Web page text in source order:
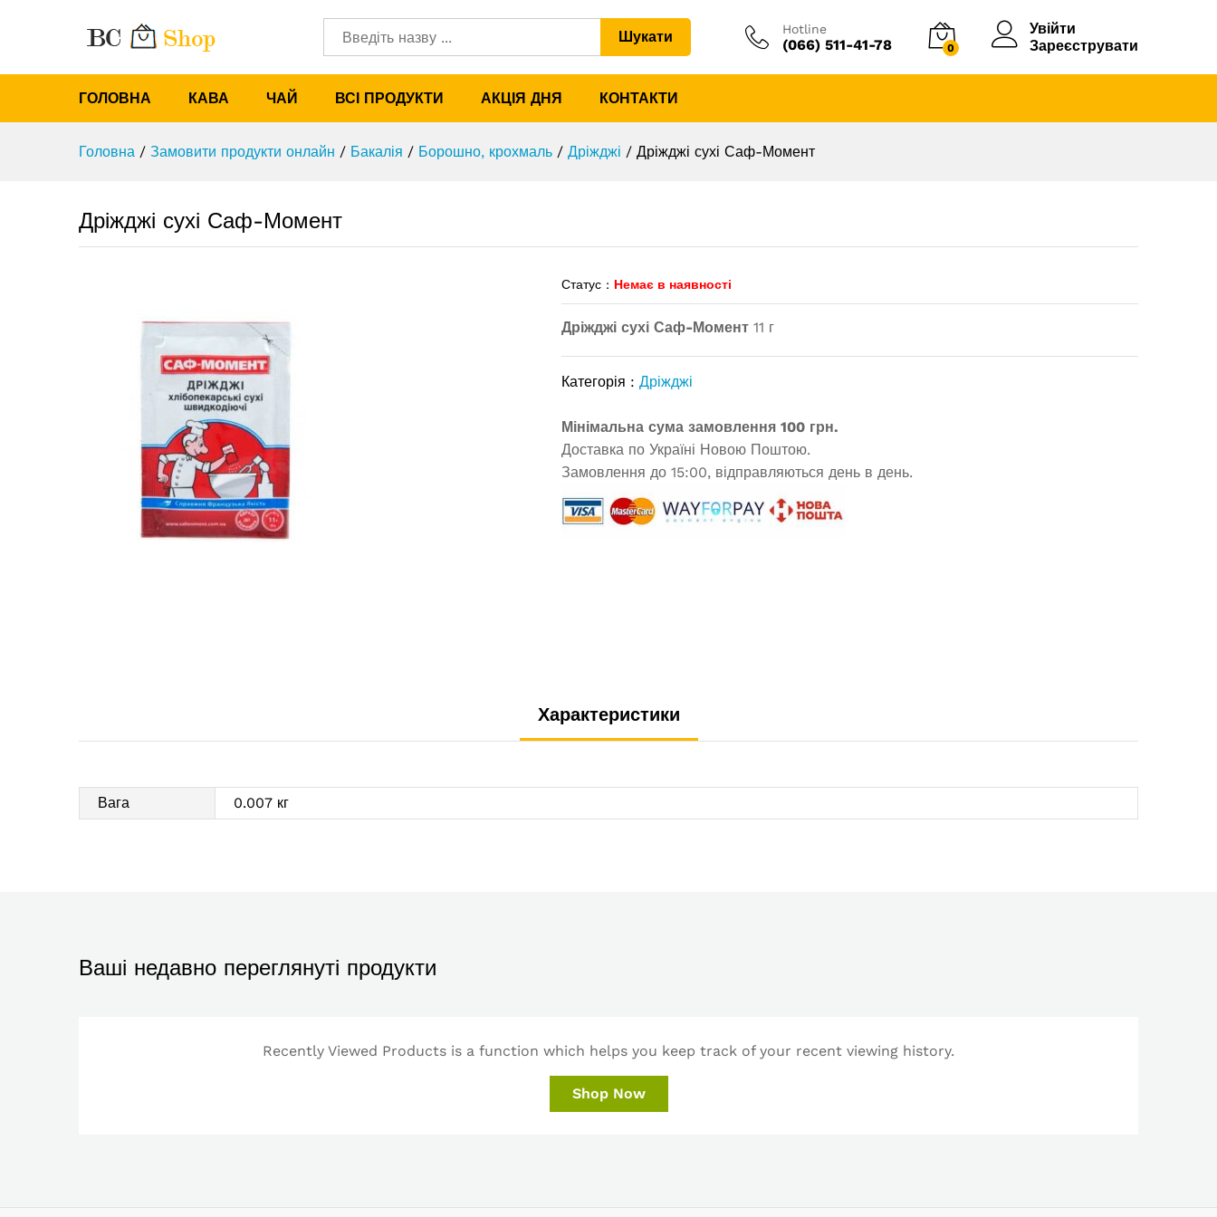
Категорії Шукати Hotline
(066) 511-41-78 0
Увійти
Зареєструвати
ГОЛОВНА КАВА ЧАЙ ВСІ ПРОДУКТИ АКЦІЯ ДНЯ КОНТАКТИ
Головна / Замовити продукти онлайн / Бакалія / Борошно, крохмаль / Дріжджі / Дріжджі сухі Саф-Момент
Дріжджі сухі Саф-Момент
Статус : Немає в наявності
Дріжджі сухі Саф-Момент 11 г
Категорія :Дріжджі
Мінімальна сума замовлення 100 грн.
Доставка по Україні Новою Поштою.
Замовлення до 15:00, відправляються день в день.
Характеристики
Вага 0.007 кг
Ваші недавно переглянуті продукти
Recently Viewed Products is a function which helps you keep track of your recent viewing history.
Shop Now
Характеристики